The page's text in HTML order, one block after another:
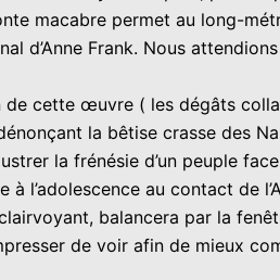
macabre permet au long-
Frank. Nous
cette œuvre ( les dégâts
la bêtise crasse des
la frénésie d’un peuple
l’adolescence au contact de
balancera par la
de voir afin de mieux